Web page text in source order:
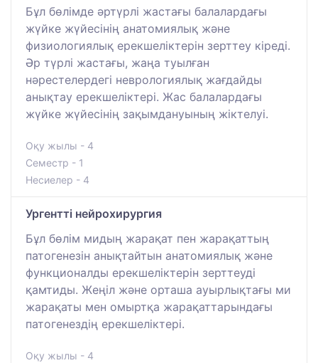
Бұл бөлімде әртүрлі жастағы балалардағы
жүйке жүйесінің анатомиялық және
физиологиялық ерекшеліктерін зерттеу кіреді.
Әр түрлі жастағы, жаңа туылған
нәрестелердегі неврологиялық жағдайды
анықтау ерекшеліктері. Жас балалардағы
жүйке жүйесінің зақымдануының жіктелуі.
Оқу жылы - 4
Семестр - 1
Несиелер - 4
Ургентті нейрохирургия
Бұл бөлім мидың жарақат пен жарақаттың
патогенезін анықтайтын анатомиялық және
функционалды ерекшеліктерін зерттеуді
қамтиды. Жеңіл және орташа ауырлықтағы ми
жарақаты мен омыртқа жарақаттарындағы
патогенездің ерекшеліктері.
Оқу жылы - 4